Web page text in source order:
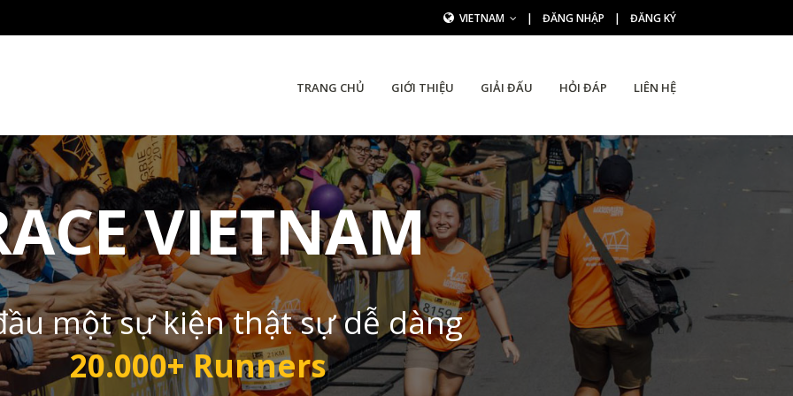
VIETNAM | ĐĂNG NHẬP | ĐĂNG KÝ
TRANG CHỦ GIỚI THIỆU GIẢI ĐẤU HỎI ĐÁP LIÊN HỆ
VIETNAM
một sự kiện thật sự dễ dàng
20.000+ Runners